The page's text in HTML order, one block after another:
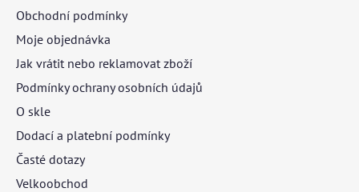
Obchodní podmínky
Moje objednávka
Jak vrátit nebo reklamovat zboží
Podmínky ochrany osobních údajů
O skle
Dodací a platební podmínky
Časté dotazy
Velkoobchod